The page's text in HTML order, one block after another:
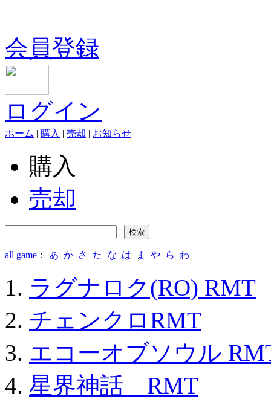
会員登録
ログイン
ホーム | 購入 | 売却 | お知らせ
購入
売却
all game ： あ か さ た な は ま や ら わ
ラグナロク(RO) RMT
チェンクロRMT
エコーオブソウル
星界神話 RMT